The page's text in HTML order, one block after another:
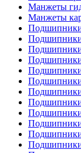
Манжеты
Манжеты